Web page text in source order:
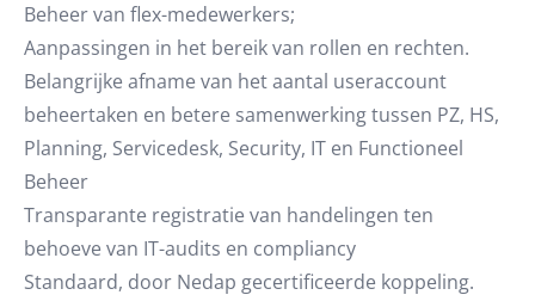
Beheer van flex-medewerkers;
Aanpassingen in het bereik van rollen en rechten.
Belangrijke afname van het aantal useraccount
beheertaken en betere samenwerking tussen PZ, HS,
Planning, Servicedesk, Security, IT en Functioneel
Beheer
Transparante registratie van handelingen ten
behoeve van IT-audits en compliancy
Standaard, door Nedap gecertificeerde koppeling.